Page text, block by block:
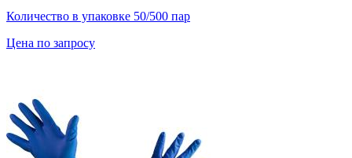
Количество в упаковке 50/500 пар
Цена по запросу